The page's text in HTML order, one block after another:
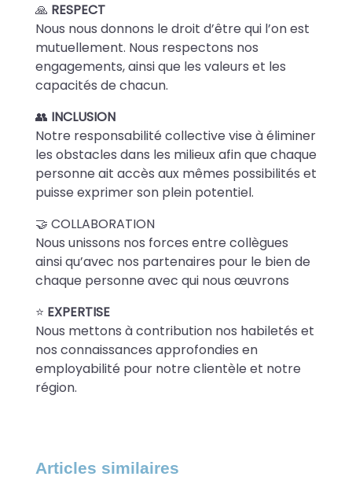
🙏 RESPECT
Nous nous donnons le droit d’être qui l’on est
mutuellement. Nous respectons nos
engagements, ainsi que les valeurs et les
capacités de chacun.
👥 INCLUSION
Notre responsabilité collective vise à éliminer
les obstacles dans les milieux afin que chaque
personne ait accès aux mêmes possibilités et
puisse exprimer son plein potentiel.
🤝 COLLABORATION
Nous unissons nos forces entre collègues
ainsi qu’avec nos partenaires pour le bien de
chaque personne avec qui nous œuvrons
⭐️ EXPERTISE
Nous mettons à contribution nos habiletés et
nos connaissances approfondies en
employabilité pour notre clientèle et notre
région.
Articles similaires